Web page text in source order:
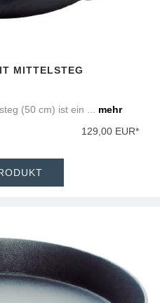
MITTELSTEG
(50 cm) ist ein ... mehr
129,00 EUR*